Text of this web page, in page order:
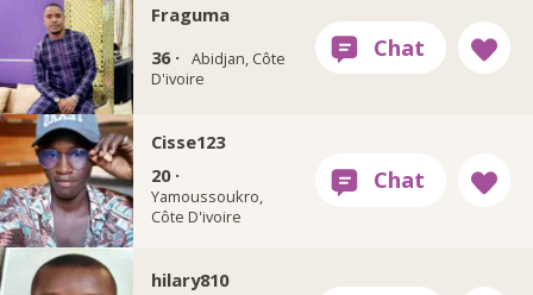
Fraguma
36 · Abidjan, Côte
D'ivoire
Cisse123
20 ·
Yamoussoukro,
Côte D'ivoire
hilary810